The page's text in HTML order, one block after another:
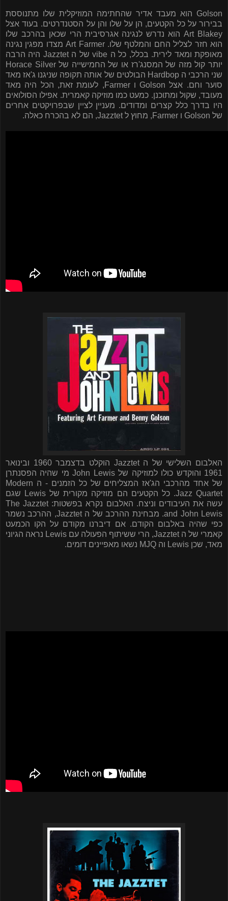
Golson הוא מעבד אדיר שהחתימה המוזיקלית שלו מתנוססת
בבירור על כל הקטעים, הן על שלו והן על הסטנדרטים. בעוד אצל
Art Blakeyהוא נדרש לנגינה אגרסיבית הרי שכאן בהרכב שלו
הוא חזר לצליל החם והמלטף שלו.Art Farmerמצדו מפגין נגינה
מאופקת ומאד לירית. בכלל, כל ה vibeשל הJazztet היה הרבה
יותר קול מזה של המסנג'רז או של החמישייה שלHorace Silver
שני הרכבי הHardbop הבולטים של אותה תקופה שניגנו ג'אז מאד
סוער וחם. אצל Golson וFarmer, לעומת זאת, הכל היה מאד
מעובד, שקול ומתוכנן. כמעט כמו מוזיקה קאמרית. אפילו הסולואים
היו בדרך כלל קצרים ומדודים. מעניין לציין שבפרויקטים אחרים
של Golson ו Farmer, מחוץ לJazztet, הם לא בהכרח כאלה.
האלבום השלישי של הJazztet
הוקלט בדצמבר 1960 ובינואר
1961 והוקדש כולו למוזיקה של
John Lewisמי שהיה הפסנתרן
של אחד מהרכבי הג'אז המצליחים של כל הזמנים - ה Modern
Jazz Quartet. כל הקטעים הם מוזיקה מקורית של Lewis
שגם
עשה את העיבודים וניצח. האלבום נקרא בפשטות:The Jazztet
and John Lewis. מבחינת ההרכב של הJazztet, ההרכב נשמר
כפי שהיה באלבום הקודם. אם דיברנו מקודם על הקו הכמעט
קאמרי של הJazztet, הרי ששיתוף הפעולה עם Lewis נראה הגיוני
מאד, שכן Lewis וה MJQ נשאו מאפיינים דומים.